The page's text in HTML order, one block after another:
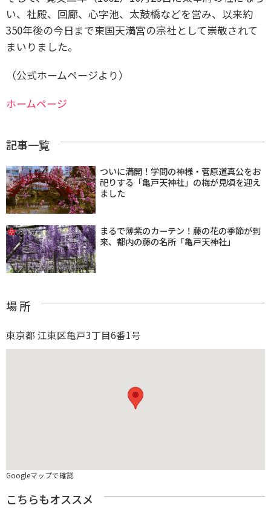
い、社殿、回廊、心字池、太鼓橋などを営み、以来約
350年後の今日まで東国天満宮の宗社として崇敬されて
まいりました。
（公式ホームページより）
ホームページ
記事一覧
ついに満開！学問の神様・菅原道真公をお
祀りする「亀戸天神社」の梅が見頃を迎え
ました
まるで薄紫のカーテン！藤の花の季節が到
来、都内の藤の名所「亀戸天神社」
場 所
東京都 江東区亀戸3丁目6番1号
Googleマップで確認
こちらもオススメ